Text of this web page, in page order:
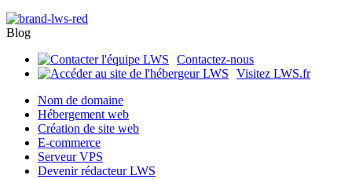
Blog
Contactez-nous
Visitez LWS.fr
Nom de domaine
Hébergement web
Création de site web
E-commerce
Serveur VPS
Devenir rédacteur LWS